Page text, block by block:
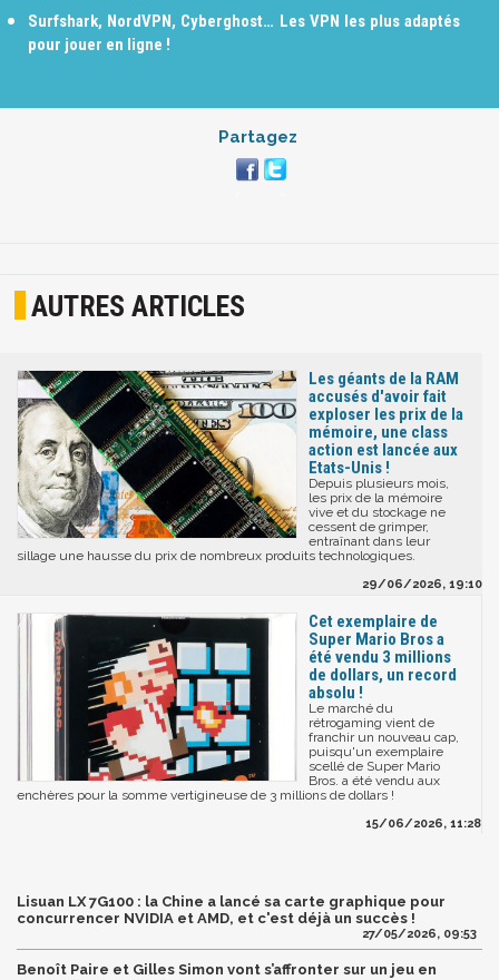
Surfshark, NordVPN, Cyberghost… Les VPN les plus adaptés
pour jouer en ligne !
Partagez
AUTRES ARTICLES
Les géants de la RAM
accusés d'avoir fait
exploser les prix de la
mémoire, une class
action est lancée aux
Etats-Unis !
Depuis plusieurs mois,
les prix de la mémoire
vive et du stockage ne
cessent de grimper,
entraînant dans leur
sillage une hausse du prix de nombreux produits technologiques.
29/06/2026, 19:10
Cet exemplaire de
Super Mario Bros a
été vendu 3 millions
de dollars, un record
absolu !
Le marché du
rétrogaming vient de
franchir un nouveau cap,
puisqu'un exemplaire
scellé de Super Mario
Bros. a été vendu aux
enchères pour la somme vertigineuse de 3 millions de dollars !
15/06/2026, 11:28
Lisuan LX 7G100 : la Chine a lancé sa carte graphique pour
concurrencer NVIDIA et AMD, et c'est déjà un succès !
27/05/2026, 09:53
Benoît Paire et Gilles Simon vont s’affronter sur un jeu en